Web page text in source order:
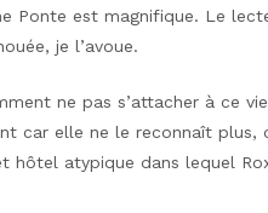
Ponte est magnifique. Le
je l’avoue.
ne pas s’attacher à ce
car elle ne le reconnaît
hôtel atypique dans lequel